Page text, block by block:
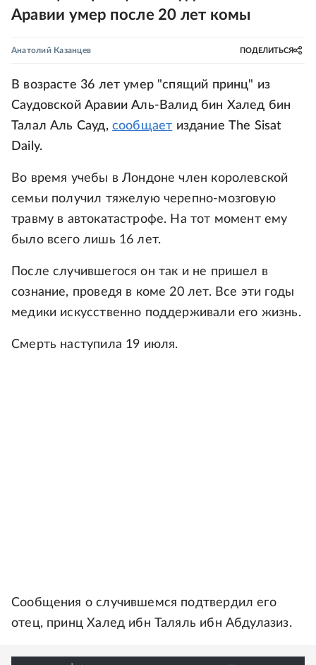
Аравии умер после 20 лет комы
Анатолий Казанцев ПОДЕЛИТЬСЯ
В возрасте 36 лет умер "спящий принц" из
Саудовской Аравии Аль-Валид бин Халед бин
Талал Аль Сауд, сообщает издание The Sisat
Daily.
Во время учебы в Лондоне член королевской
семьи получил тяжелую черепно-мозговую
травму в автокатастрофе. На тот момент ему
было всего лишь 16 лет.
После случившегося он так и не пришел в
сознание, проведя в коме 20 лет. Все эти годы
медики искусственно поддерживали его жизнь.
Смерть наступила 19 июля.
Сообщения о случившемся подтвердил его
отец, принц Халед ибн Таляль ибн Абдулазиз.